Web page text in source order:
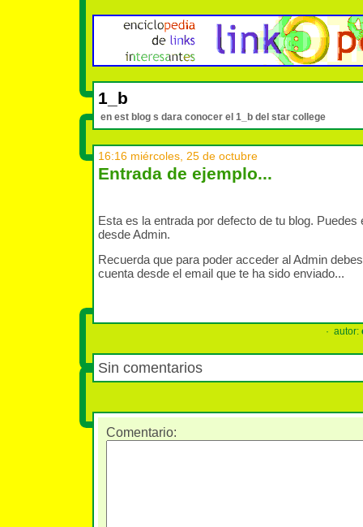
1_b
en est blog s dara conocer el 1_b del star college
16:16 miércoles, 25 de octubre
Entrada de ejemplo...
Esta es la entrada por defecto de tu blog. Puedes
desde Admin.
Recuerda que para poder acceder al Admin
cuenta desde el email que te ha sido enviado...
· autor:
Sin comentarios
Comentario: